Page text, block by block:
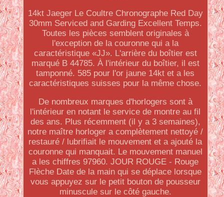
14kt Jaeger Le Coultre Chronographe Red Day
30mm Serviced and Garding Excellent Temps.
Toutes les pièces semblent originales à
l'exception de la couronne qui a la
caractéristique «JJ». L'arrière du boîtier est
marqué B 44785. À l'intérieur du boîtier, il est
tamponné. 585 pour l'or jaune 14kt et a les
caractéristiques suisses pour la même chose.
De nombreux marques d'horlogers sont à
l'intérieur en notant le service de montre au fil
des ans. Plus récemment (il y a 3 semaines),
notre maître horloger a complètement nettoyé /
restauré / lubrifiait le mouvement et a ajouté la
couronne qui manquait. Le mouvement manuel
a les chiffres 97960. JOUR ROUGE - Rouge
Flèche Date de la main qui se déplace lorsque
vous appuyez sur le petit bouton de pousseur
minuscule sur le côté gauche.